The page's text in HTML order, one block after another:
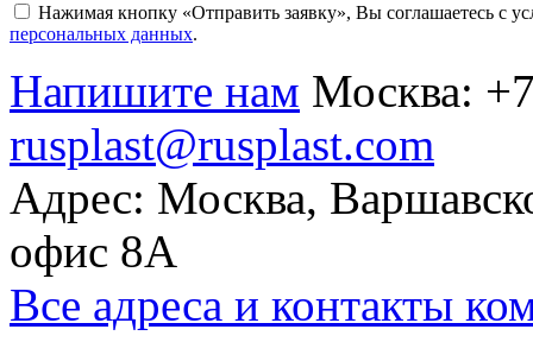
Нажимая кнопку «Отправить заявку», Вы соглашаетесь с
персональных данных.
Напишите нам Москва:
rusplast@rusplast.com
Адрес: Москва,
офис 8А
Все адреса и контакты